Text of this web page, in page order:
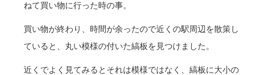
ねて買い物に行った時の事。
買い物が終わり、時間が余ったので近くの駅周辺を散策し
ていると、丸い模様の付いた縞板を見つけました。
近くでよく見てみるとそれは模様ではなく、縞板に大小の